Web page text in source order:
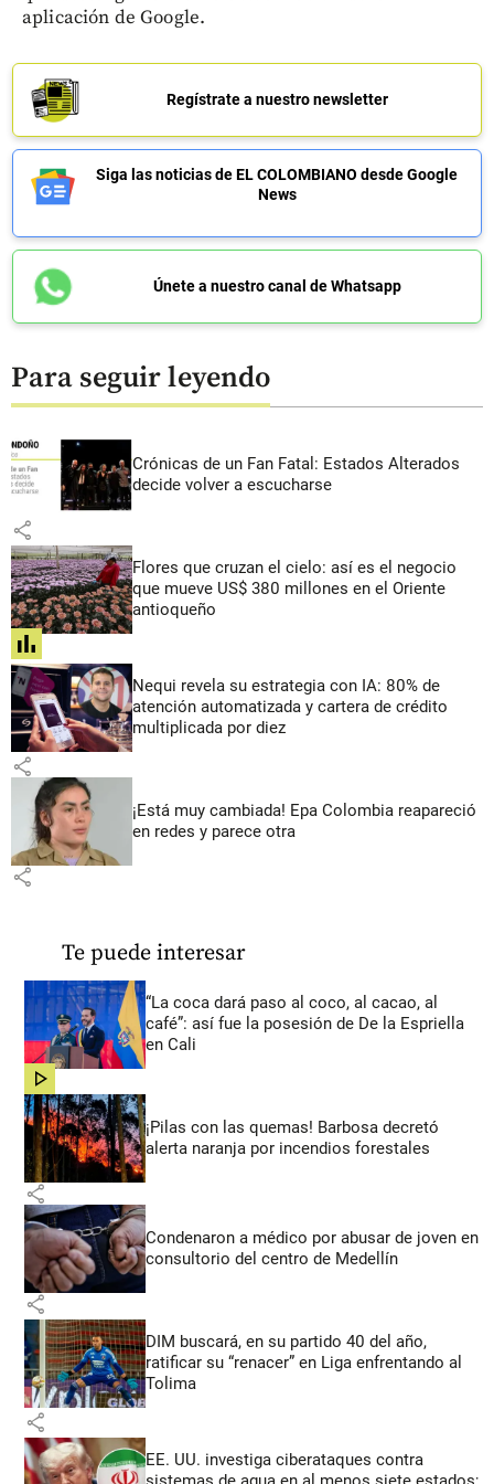
aplicación de Google.
Regístrate a nuestro newsletter
Siga las noticias de EL COLOMBIANO desde Google
News
Únete a nuestro canal de Whatsapp
Para seguir leyendo
Crónicas de un Fan Fatal: Estados Alterados
decide volver a escucharse
share
Flores que cruzan el cielo: así es el negocio
que mueve US$ 380 millones en el Oriente
antioqueño
share
Nequi revela su estrategia con IA: 80% de
atención automatizada y cartera de crédito
multiplicada por diez
share
¡Está muy cambiada! Epa Colombia reapareció
en redes y parece otra
share
Te puede interesar
“La coca dará paso al coco, al cacao, al
café”: así fue la posesión de De la Espriella
en Cali
share
¡Pilas con las quemas! Barbosa decretó
alerta naranja por incendios forestales
share
Condenaron a médico por abusar de joven en
consultorio del centro de Medellín
share
DIM buscará, en su partido 40 del año,
ratificar su “renacer” en Liga enfrentando al
Tolima
share
EE. UU. investiga ciberataques contra